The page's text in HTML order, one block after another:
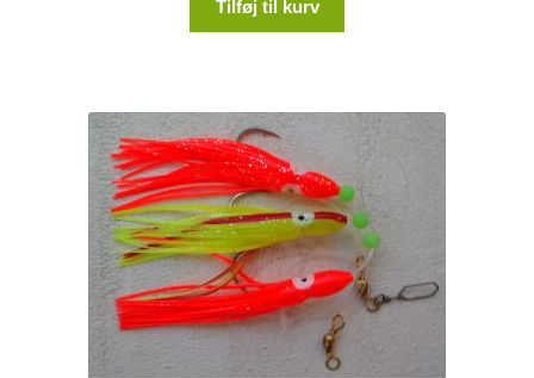
Tilføj til kurv